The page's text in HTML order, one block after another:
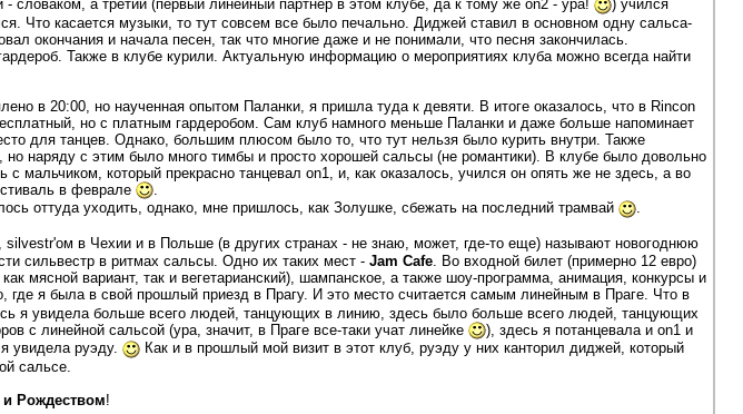
словаком, а третий (первый линейный партнер в этом клубе, да к тому же on2 - ура!
) учился
Что касается музыки, то тут совсем все было печально. Диджей ставил в основном одну сальса-
окончания и начала песен, так что многие даже и не понимали, что песня закончилась.
Также в клубе курили. Актуальную информацию о мероприятиях клуба можно всегда найти
в 20:00, но наученная опытом Паланки, я пришла туда к девяти. В итоге оказалось, что в Rincon
но с платным гардеробом. Сам клуб намного меньше Паланки и даже больше напоминает
для танцев. Однако, большим плюсом было то, что тут нельзя было курить внутри. Также
но наряду с этим было много тимбы и просто хорошей сальсы (не романтики). В клубе было довольно
мальчиком, который прекрасно танцевал on1, и, как оказалось, учился он опять же не здесь, а во
в феврале
оттуда уходить, однако, мне пришлось, как Золушке, сбежать на последний трамвай
.
silvestr'ом в Чехии и в Польше (в других странах - не знаю, может, где-то еще) называют новогоднюю
сильвестр в ритмах сальсы. Одно их таких мест - Jam Cafe. Во входной билет (примерно 12 евро)
мясной вариант, так и вегетарианский), шампанское, а также шоу-программа, анимация, конкурсы и
где я была в свой прошлый приезд в Прагу. И это место считается самым линейным в Праге. Что в
я увидела больше всего людей, танцующих в линию, здесь было больше всего людей, танцующих
с линейной сальсой (ура, значит, в Праге все-таки учат линейке
), здесь я потанцевала и on1 и
увидела руэду.
Как и в прошлый мой визит в этот клуб, руэду у них канторил диджей, который
сальсе.
Рождеством!